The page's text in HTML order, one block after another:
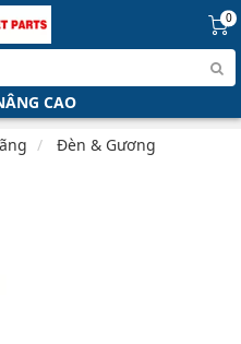
0
CAO
Đèn & Gương